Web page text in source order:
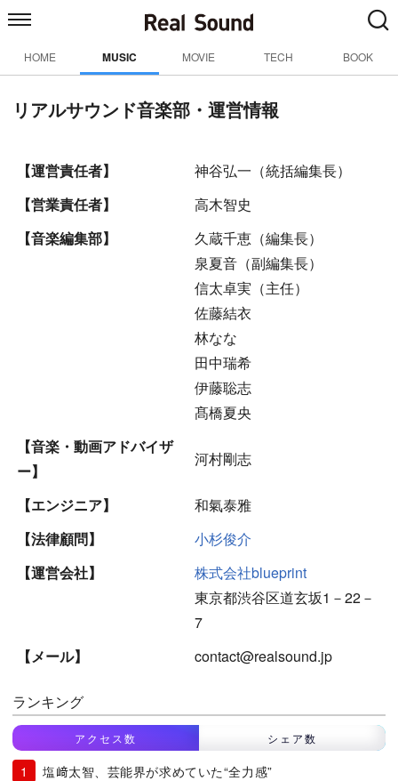
HOME MUSIC MOVIE TECH BOOK
リアルサウンド音楽部・運営情報
【運営責任者】
神谷弘一（統括編集長）
【営業責任者】
高木智史
【音楽編集部】
久蔵千恵（編集長）
泉夏音（副編集長）
信太卓実（主任）
佐藤結衣
林なな
田中瑞希
伊藤聡志
髙橋夏央
【音楽・動画アドバイザ
ー】
河村剛志
【エンジニア】
和氣泰雅
【法律顧問】
小杉俊介
【運営会社】
株式会社blueprint
東京都渋谷区道玄坂1－22－
7
【メール】
contact@realsound.jp
ランキング
アクセス数 シェア数
塩﨑太智、芸能界が求めていた“全力感”